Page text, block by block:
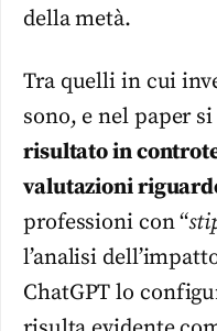
della metà.
Tra quelli in cui
sono, e nel paper
risultato in
valutazioni
professioni con “
l’analisi
ChatGPT lo